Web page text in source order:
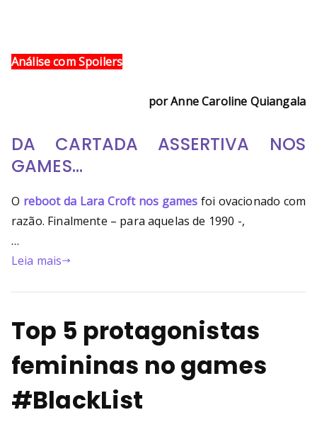
Análise com Spoilers
por Anne Caroline Quiangala
DA CARTADA ASSERTIVA NOS
GAMES…
O reboot da Lara Croft nos games foi ovacionado com
razão. Finalmente – para aquelas de 1990 -,
…
Leia mais
Top 5 protagonistas
femininas no games
#BlackList